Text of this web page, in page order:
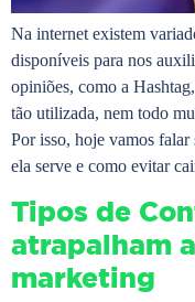
Na internet existem
disponíveis para nos
opiniões, como a
tão utilizada, nem todo
Por isso, hoje vamos falar
ela serve e como evitar
Tipos de
atrapalham
marketing